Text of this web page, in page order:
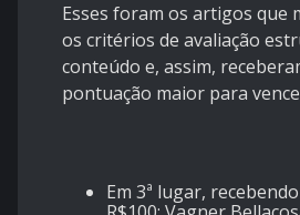
Esses foram os artigos que
os critérios de avaliação
conteúdo e, assim,
pontuação maior para
Em 3ª lugar,